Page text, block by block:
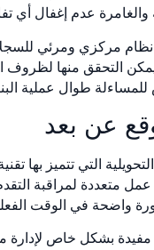
والغامرة عدم إغفال
يمكن التحقق منها
طوال عملية
عن بعد
عمل متعددة لمراقبة
واضحة في الوقت
مفيدة بشكل خاص لإدارة